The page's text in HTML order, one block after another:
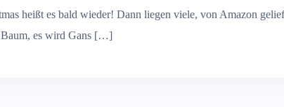
heißt es bald wieder! Dann liegen viele, von Amazon
Baum, es wird Gans […]